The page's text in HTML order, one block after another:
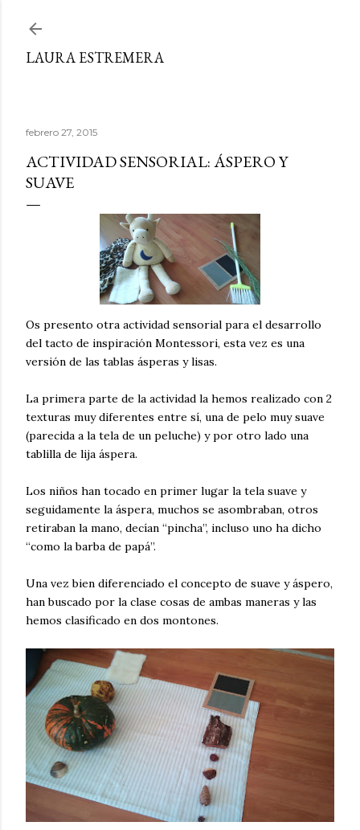
LAURA ESTREMERA
febrero 27, 2015
ACTIVIDAD SENSORIAL: ÁSPERO Y
SUAVE
Os presento otra actividad sensorial para el desarrollo
del tacto de inspiración Montessori, esta vez es una
versión de las tablas ásperas y lisas.
La primera parte de la actividad la hemos realizado con 2
texturas muy diferentes entre sí, una de pelo muy suave
(parecida a la tela de un peluche) y por otro lado una
tablilla de lija áspera.
Los niños han tocado en primer lugar la tela suave y
seguidamente la áspera, muchos se asombraban, otros
retiraban la mano, decían “pincha”, incluso uno ha dicho
“como la barba de papá”.
Una vez bien diferenciado el concepto de suave y áspero,
han buscado por la clase cosas de ambas maneras y las
hemos clasificado en dos montones.